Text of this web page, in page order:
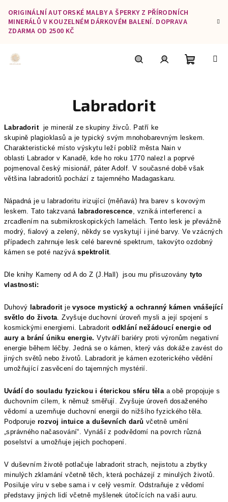
obsah
ORIGINÁLNÍ AUTORSKÉ MALBY A ŠPERKY Z PŘÍRODNÍCH
MINERÁLŮ V KOUZELNÉM DÁRKOVÉM BALENÍ. DOPRAVA
ZDARMA OD 2500 KČ
Labradorit
Labradoritje minerál ze skupiny živců. Patří ke
skupiněplagioklasů a je typický svým mnohobarevným leskem.
Charakteristické místo výskytu leží poblíž města Nain v
oblasti Labradorv Kanadě, kde ho roku 1770 nalezl a poprvé
pojmenoval český misionář, páter Adolf. V současné době však
většina labradoritů pochází z tajemného Madagaskaru.
Nápadná je u labradoritu irizující (měňavá) hra barev s kovovým
leskem. Tato takzvaná labradorescence, vzniká interferencí a
zrcadlením na submikroskopických lamelách. Tento lesk je převážně
modrý, fialový a zelený, někdy se vyskytují i jiné barvy. Ve vzácných
případech zahrnuje lesk celé barevné spektrum, takovýto ozdobný
kámen se poté nazýváspektrolit.
Dle knihy Kameny od A do Z (J.Hall) jsou mu přisuzovány tyto
vlastnosti:
Duhový labradoritjevysoce mystický a ochranný kámen vnášející
světlo do života. Zvyšuje duchovní úroveň mysli a její spojení s
kosmickými energiemi. Labradoritodklání nežádoucí energie od
aury a brání úniku energie. Vytváří bariéry proti výronům negativní
energie během léčby. Jedná se o kámen, který vás dokáže zavést do
jiných světů nebo životů. Labradorit je kámen ezoterického vědění
umožňující zasvěcení do tajemných mystérií.
Uvádí do souladu fyzickou i éterickou sféru tělaa obě propojuje s
duchovním cílem, k němuž směřují. Zvyšuje úroveň dosaženého
vědomí a uzemňuje duchovní energii do nižšího fyzického těla.
Podporujerozvoj intuice a duševních darů včetně umění
„správného načasování“. Vynáší z podvědomí na povrch různá
poselství a umožňuje jejich pochopení.
V duševním životě potlačuje labradorit strach, nejistotu a zbytky
minulých zklamání včetně těch, která pocházejí z minulých životů.
Posiluje víru v sebe sama i v celý vesmír. Odstraňuje z vědomí
představy jiných lidí včetně myšlenek útočících na vaši auru.